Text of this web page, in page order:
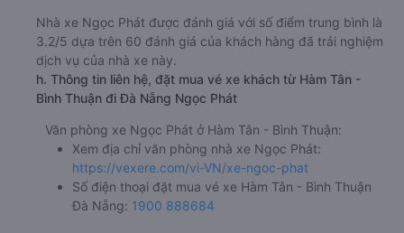
Nhà xe Ngọc Phát được đánh giá với số điểm trung bình là
3.2/5 dựa trên 60 đánh giá của khách hàng đã trải nghiệm
dịch vụ của nhà xe này.
h. Thông tin liên hệ, đặt mua vé xe khách từ Hàm Tân -
Bình Thuận đi Đà Nẵng Ngọc Phát
Văn phòng xe Ngọc Phát ở Hàm Tân - Bình Thuận:
Xem địa chỉ văn phòng nhà xe Ngọc Phát:
https://vexere.com/vi-VN/xe-ngoc-phat
Số điện thoại đặt mua vé xe Hàm Tân - Bình Thuận
Đà Nẵng: 1900 888684